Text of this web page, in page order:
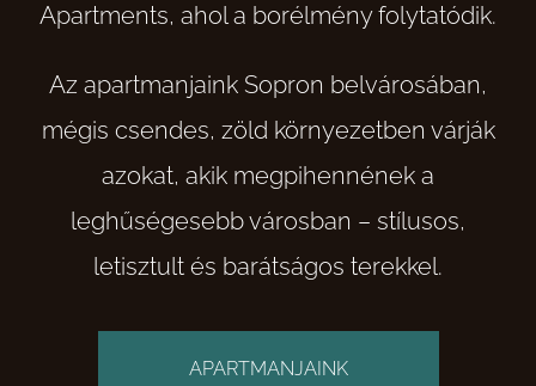
Apartments, ahol a borélmény folytatódik.
Az apartmanjaink Sopron belvárosában,
mégis csendes, zöld környezetben várják
azokat, akik megpihennének a
leghűségesebb városban – stílusos,
letisztult és barátságos terekkel.
APARTMANJAINK